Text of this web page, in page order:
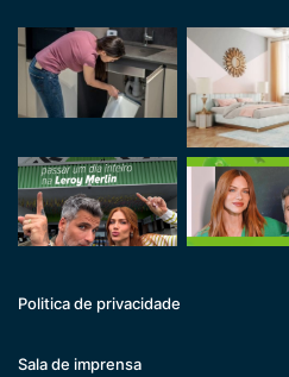
Politica de privacidade
Sala de imprensa